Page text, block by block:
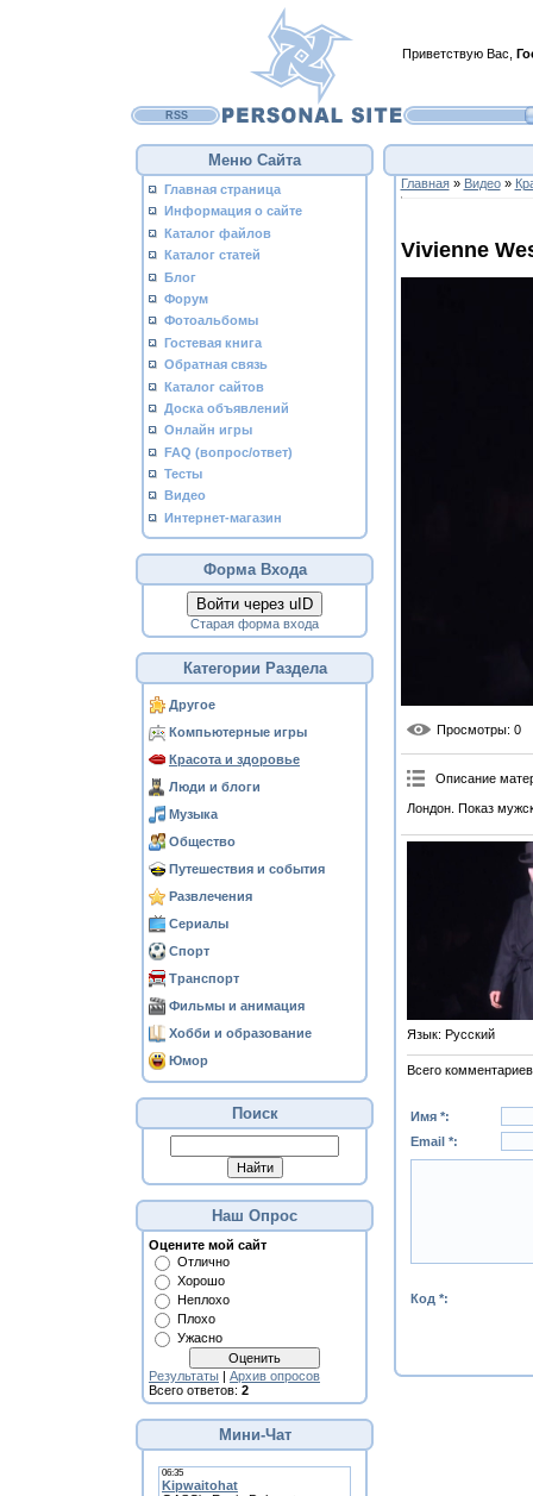
Приветствую Вас
RSS
Меню Сайта
Главная страница
Информация о сайте
Каталог файлов
Каталог статей
Блог
Форум
Фотоальбомы
Гостевая книга
Обратная связь
Каталог сайтов
Доска объявлений
Онлайн игры
FAQ (вопрос/ответ)
Тесты
Видео
Интернет-магазин
Форма Входа
Войти через uID
Старая форма входа
Категории Раздела
Другое
Компьютерные игры
Красота и здоровье
Люди и блоги
Музыка
Общество
Путешествия и события
Развлечения
Сериалы
Спорт
Транспорт
Фильмы и анимация
Хобби и образование
Юмор
Поиск
Наш Опрос
Оцените мой сайт
Отлично
Хорошо
Неплохо
Плохо
Ужасно
Результаты | Архив опросов
Всего ответов: 2
Мини-Чат
Главная» Видео»
Vivienne
Просмотры: 0
Описание
Лондон. Показ
Язык: Русский
Всего комментариев
Имя *:
Email *:
Код *: